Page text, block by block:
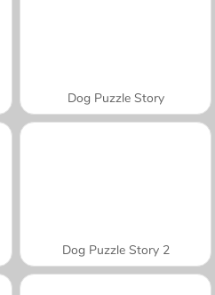
Dog Puzzle Story
Dog Puzzle Story 2